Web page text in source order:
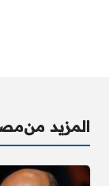
المزيد من